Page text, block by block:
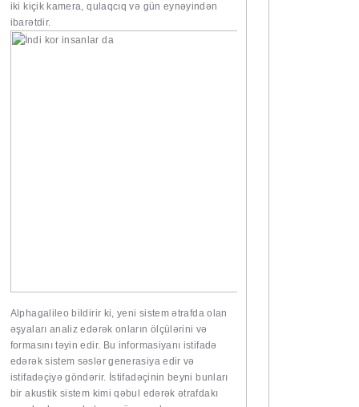
iki kiçik kamera, qulaqcıq və gün eynəyindən
ibarətdir.
Alphagalileo bildirir ki, yeni sistem ətrafda olan
əşyaları analiz edərək onların ölçülərini və
formasını təyin edir. Bu informasiyanı istifadə
edərək sistem səslər generasiya edir və
istifadəçiyə göndərir. İstifadəçinin beyni bunları
bir akustik sistem kimi qəbul edərək ətrafdakı